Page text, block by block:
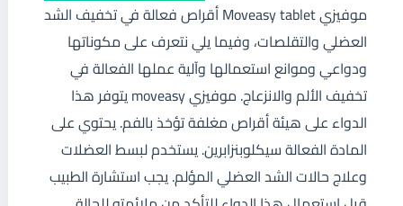
موفيزي Moveasy tablet أقراص فعالة في تخفيف الشد
العضلي والتقلصات، وفيما يلي نتعرف على مكوناتها
ودواعي وموانع استعمالها وآلية عملها الفعالة في
تخفيف الألم والانزعاج. موفيزي moveasy يتوفر هذا
الدواء على هيئة أقراص مغلفة تؤخذ بالفم. يحتوي على
المادة الفعالة سيكلوبنزابرين. يستخدم لبسط العضلات
وعلاج حالات الشد العضلي المؤلم. يجب استشارة الطبيب